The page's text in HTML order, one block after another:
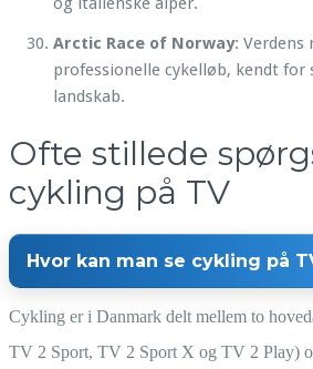
Arctic Race of Norway: Verdens
professionelle cykelløb, kendt
landskab.
Ofte stillede
cykling på TV
Hvor kan man se cykling på
Cykling er i Danmark delt mellem to
TV 2 Sport, TV 2 Sport X og TV 2 Play)